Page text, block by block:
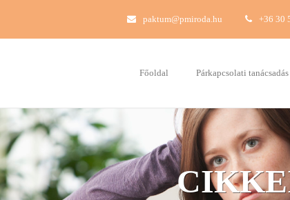
paktum@pmiroda.hu +36 30
Főoldal Párkapcsolati tanácsadás